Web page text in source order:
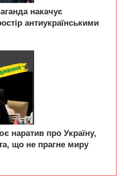
накачує
антиукраїнськими
наратив про Україну,
що не прагне миру